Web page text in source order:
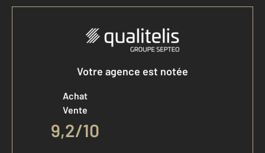
Votre agence est notée
Achat
Vente
9,2/10